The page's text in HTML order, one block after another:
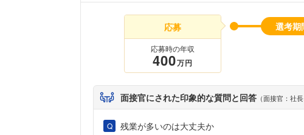
選考期
応募
応募時の年収
400万円
面接官にされた印象的な質問と回答 （面接官：社
残業が多いのは大丈夫か